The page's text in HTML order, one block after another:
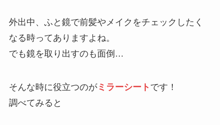
外出中、ふと鏡で前髪やメイクをチェックしたく
なる時ってありますよね。
でも鏡を取り出すのも面倒…
そんな時に役立つのがミラーシート です！
調べてみると